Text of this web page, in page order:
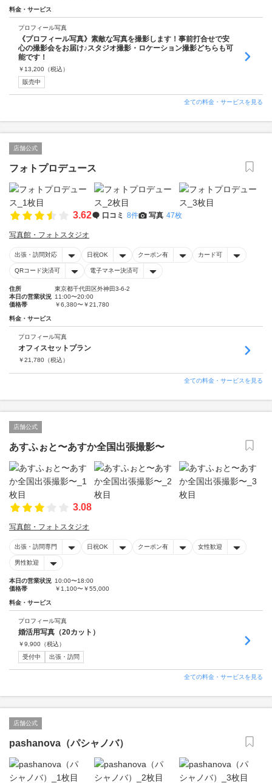
料金・サービス
プロフィール写真
《プロフィール写真》素敵な写真を撮影します！事前打合せで安
心の撮影会をお届け♪スタジオ撮影・ロケーション撮影どちらも可
能です！
￥ 13,200 （税込）
販売中
全ての料金・サービスを見る
店舗公式
フォトプロデュース
3.62 口コミ 8件 写真 47枚
写真館・フォトスタジオ
出張・訪問対応 日祝OK クーポン有 カード可
QRコード決済可 電子マネー決済可
住所
東京都千代田区外神田3-6-2
本日の営業状況 11:00〜20:00
価格帯
￥6,380〜￥21,780
料金・サービス
プロフィール写真
オフィスセットプラン
￥21,780 （税込）
全ての料金・サービスを見る
店舗公式
あすふぉと〜あすか全国出張撮影〜
3.08
写真館・フォトスタジオ
出張・訪問専門 日祝OK クーポン有 女性歓迎
男性歓迎
本日の営業状況 10:00〜18:00
価格帯
￥1,100〜￥55,000
料金・サービス
プロフィール写真
婚活用写真（20カット）
￥9,900 （税込）
受付中
出張・訪問
全ての料金・サービスを見る
店舗公式
pashanova（パシャノバ）